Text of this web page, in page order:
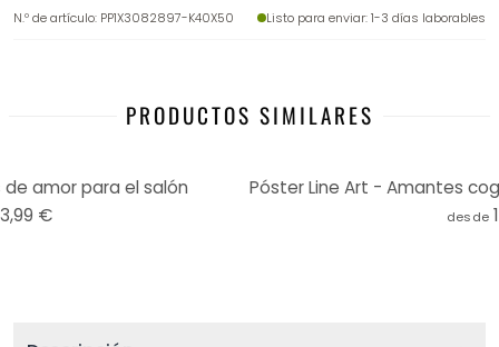
N.º de artículo: PP1X3082897-K40X50 Listo para enviar: 1-3 días laborables
PRODUCTOS SIMILARES
amor para el salón
€
desde